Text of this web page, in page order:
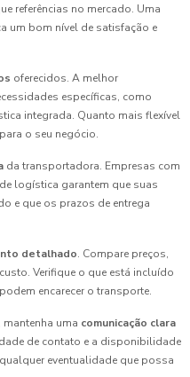
referências no mercado. Uma
um bom nível de satisfação e
oferecidos. A melhor
específicas, como
integrada. Quanto mais flexível
o seu negócio.
da transportadora. Empresas com
logística garantem que suas
e que os prazos de entrega
detalhado. Compare preços,
Verifique o que está incluído
encarecer o transporte.
uma comunicação clara
de contato e a disponibilidade
eventualidade que possa